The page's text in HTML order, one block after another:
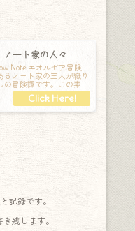
ノート家の人々
Note エオルゼア冒険
ノート家の三人が織り
の冒険譚です。この素敵
XIV の世界を旅しな
記録です。
残します。